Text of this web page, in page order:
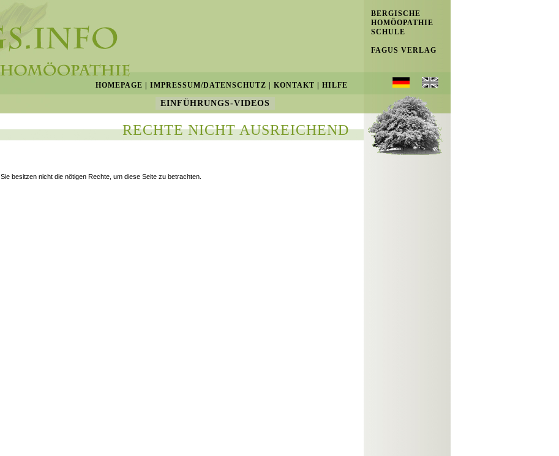
EINFÜHRUNGS-VIDEOS
BERGISCHE
HOMÖOPATHIE
SCHULE
FAGUS VERLAG
HOMEPAGE IMPRESSUM/DATENSCHUTZ KONTAKT HILFE
RECHTE NICHT AUSREICHEND
Sie besitzen nicht die nötigen Rechte, um diese Seite zu betrachten.